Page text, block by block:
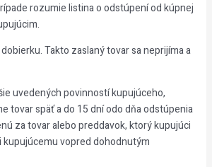
rozumie listina o odstúpení od kúpnej
Takto zaslaný tovar sa neprijíma a
uvedených povinností kupujúceho,
tovar späť a do 15 dní odo dňa odstúpenia
za tovar alebo preddavok, ktorý kupujúci
kupujúcemu vopred dohodnutým